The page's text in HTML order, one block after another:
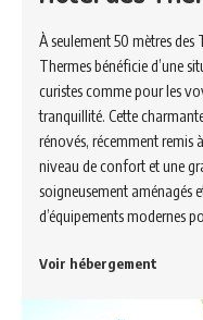
À seulement 50 mètres
Thermes bénéficie d’une
curistes comme pour les
tranquillité. Cette
rénovés, récemment remis
niveau de confort et une
soigneusement aménagés
d’équipements modernes
Voir hébergement